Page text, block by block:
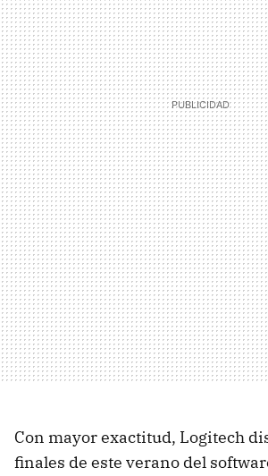
Con mayor exactitud, Logitech
finales de este verano del